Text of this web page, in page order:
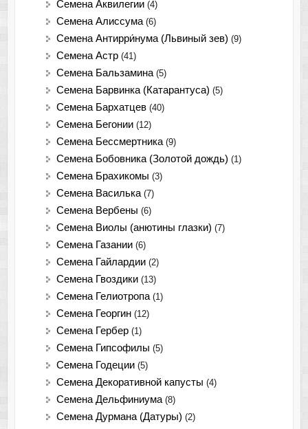
Семена Аквилегии (4)
Семена Алиссума (6)
Семена Антирри́нума (Львиный зев) (9)
Семена Астр (41)
Семена Бальзамина (5)
Семена Барвинка (Катарантуса) (5)
Семена Бархатцев (40)
Семена Бегонии (12)
Семена Бессмертника (9)
Семена Бобовника (Золотой дождь) (1)
Семена Брахикомы (3)
Семена Василька (7)
Семена Вербены (6)
Семена Виолы (анютины глазки) (7)
Семена Газании (6)
Семена Гайлардии (2)
Семена Гвоздики (13)
Семена Гелиотропа (1)
Семена Георгин (12)
Семена Гербер (1)
Семена Гипсофилы (5)
Семена Годеции (5)
Семена Декоративной капусты (4)
Семена Дельфиниума (8)
Семена Дурмана (Датуры) (2)